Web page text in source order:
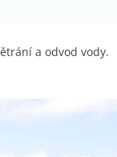
a odvod vody.